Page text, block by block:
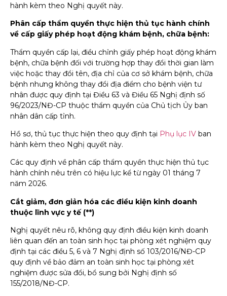
hành kèm theo Nghị quyết này.
Phân cấp thẩm quyền thực hiện thủ tục hành chính
về cấp giấy phép hoạt động khám bệnh, chữa bệnh:
Thẩm quyền cấp lại, điều chỉnh giấy phép hoạt động khám
bệnh, chữa bệnh đối với trường hợp thay đổi thời gian làm
việc hoặc thay đổi tên, địa chỉ của cơ sở khám bệnh, chữa
bệnh nhưng không thay đổi địa điểm cho bệnh viện tư
nhân được quy định tại Điều 63 và Điều 65 Nghị định số
96/2023/NĐ-CP thuộc thẩm quyền của Chủ tịch Ủy ban
nhân dân cấp tỉnh.
Hồ sơ, thủ tục thực hiện theo quy định tại Phụ lục IV ban
hành kèm theo Nghị quyết này.
Các quy định về phân cấp thẩm quyền thực hiện thủ tục
hành chính nêu trên có hiệu lực kể từ ngày 01 tháng 7
năm 2026.
Cắt giảm, đơn giản hóa các điều kiện kinh doanh
thuộc lĩnh vực y tế (**)
Nghị quyết nêu rõ, không quy định điều kiện kinh doanh
liên quan đến an toàn sinh học tại phòng xét nghiệm quy
định tại các điều 5, 6 và 7 Nghị định số 103/2016/NĐ-CP
quy định về bảo đảm an toàn sinh học tại phòng xét
nghiệm được sửa đổi, bổ sung bởi Nghị định số
155/2018/NĐ-CP.